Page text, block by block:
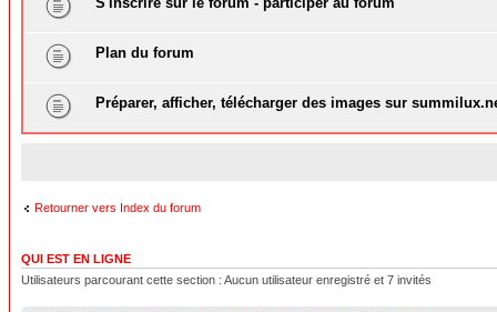
Plan du forum
Préparer, afficher, télécharger des images sur
Retourner vers Index du forum
QUI EST EN LIGNE
Utilisateurs parcourant cette section : Aucun utilisateur enregistré et 7 invités